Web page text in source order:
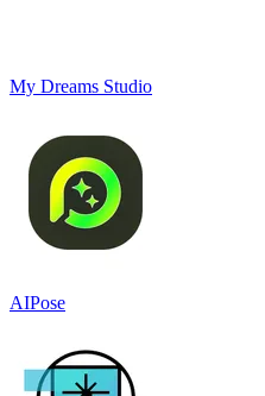
My Dreams Studio
AIPose